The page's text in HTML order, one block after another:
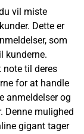
vil miste
Dette er
som
kunderne.
til deres
for at handle
anmeldelser og
Denne mulighed
gigant tager